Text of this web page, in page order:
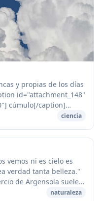
y propias de los días
id="attachment_148"
cúmulo[/caption]
ciencia
vemos ni es cielo es
verdad tanta belleza."
de Argensola suelen
ba...
naturaleza